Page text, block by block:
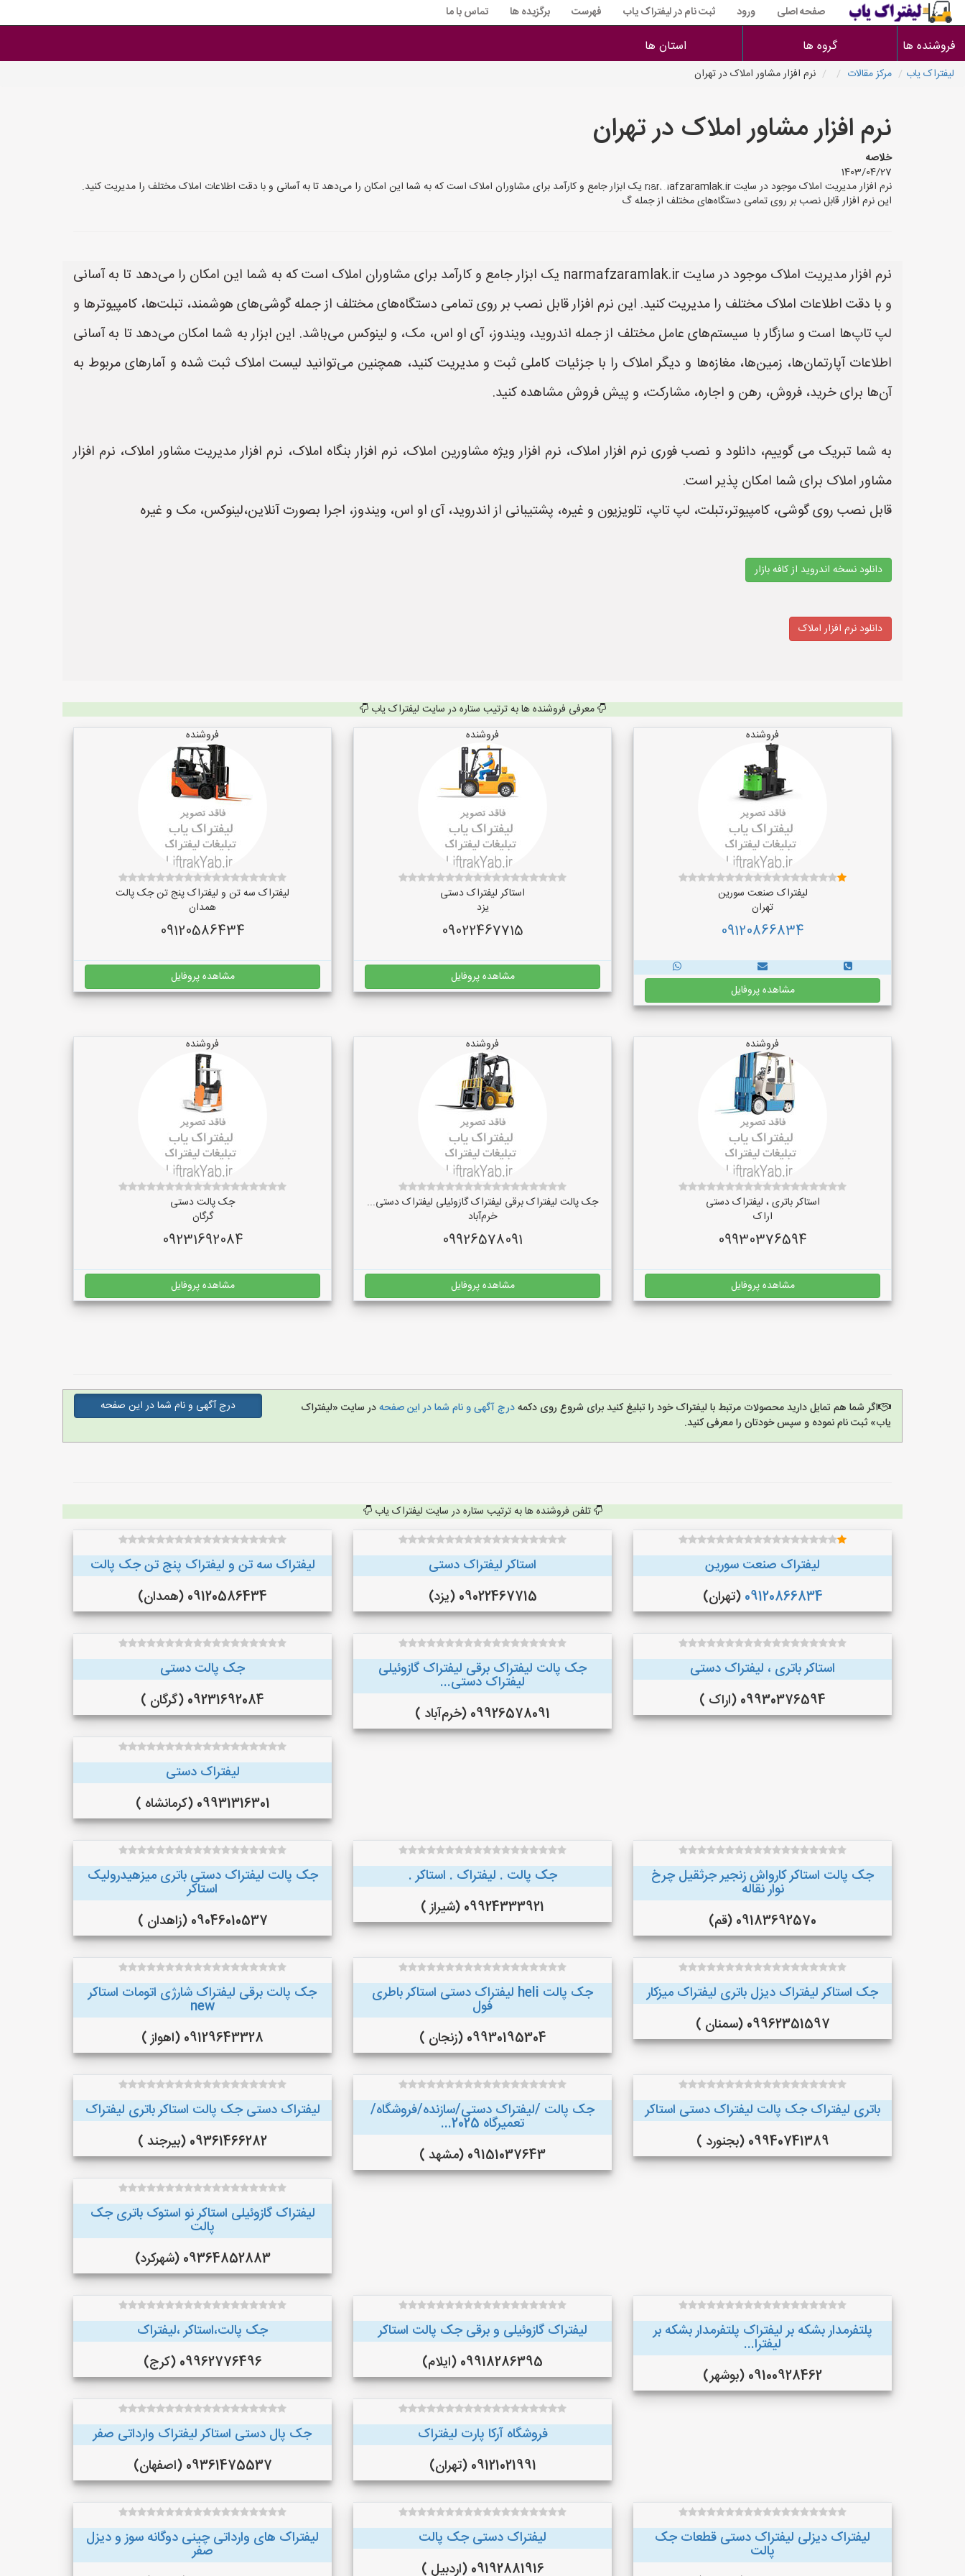
صفحه اصلی ورود ثبت نام در لیفتراک یاب فهرست برگزیده ها تماس با ما
فروشنده ها گروه ها استان ها
لیفتراک یاب مرکز مقالات نرم افزار مشاور املاک در تهران
نرم افزار مشاور املاک در تهران
خلاصه
1403/04/27
نرم افزار مدیریت املاک موجود در سایت narmafzaramlak.ir یک ابزار جامع و کارآمد برای مشاوران املاک است که به شما این امکان را می‌دهد تا به آسانی و با دقت اطلاعات املاک مختلف را مدیریت کنید.
این نرم افزار قابل نصب بر روی تمامی دستگاه‌های مختلف از جمله گ
نرم افزار مدیریت املاک موجود در سایت narmafzaramlak.ir یک ابزار جامع و کارآمد برای مشاوران املاک است که به شما این امکان را می‌دهد تا به آسانی
و با دقت اطلاعات املاک مختلف را مدیریت کنید. این نرم افزار قابل نصب بر روی تمامی دستگاه‌های مختلف از جمله گوشی‌های هوشمند، تبلت‌ها، کامپیوترها و
لپ تاپ‌ها است و سازگار با سیستم‌های عامل مختلف از جمله اندروید، ویندوز، آی او اس، مک، و لینوکس می‌باشد. این ابزار به شما امکان می‌دهد تا به آسانی
اطلاعات آپارتمان‌ها، زمین‌ها، مغازه‌ها و دیگر املاک را با جزئیات کاملی ثبت و مدیریت کنید، همچنین می‌توانید لیست املاک ثبت شده و آمارهای مربوط به
آن‌ها برای خرید، فروش، رهن و اجاره، مشارکت، و پیش فروش مشاهده کنید.
به شما تبریک می گوییم، دانلود و نصب فوری نرم افزار املاک، نرم افزار ویژه مشاورین املاک، نرم افزار بنگاه املاک، نرم افزار مدیریت مشاور املاک، نرم افزار
مشاور املاک برای شما امکان پذیر است.
قابل نصب روی گوشی، کامپیوتر،تبلت، لپ تاپ، تلویزیون و غیره، پشتیبانی از اندروید، آی او اس، ویندوز، اجرا بصورت آنلاین،لینوکس، مک و غیره
دانلود نسخه اندروید از کافه بازار
دانلود نرم افزار املاک
معرفی فروشنده ها به ترتیب ستاره در سایت لیفتراک یاب
فروشنده
لیفتراک صنعت سورین
تهران
09120866834
مشاهده پروفایل
فروشنده
استاکر لیفتراک دستی
یزد
09022467715
مشاهده پروفایل
فروشنده
لیفتراک سه تن و لیفتراک پنج تن جک پالت
همدان
09120586434
مشاهده پروفایل
فروشنده
استاکر باتری ، لیفتراک دستی
اراک
09930376594
مشاهده پروفایل
فروشنده
جک پالت لیفتراک برقی لیفتراک گازوئیلی لیفتراک دستی...
خرم‌آباد
09926578091
مشاهده پروفایل
فروشنده
جک پالت دستی
گرگان
09231692084
مشاهده پروفایل
اگر شما هم تمایل دارید محصولات مرتبط با لیفتراک خود را تبلیغ کنید برای شروع روی دکمهدرج آگهی و نام شما در این صفحهدر سایت «لیفتراک
یاب» ثبت نام نموده و سپس خودتان را معرفی کنید.
درج آگهی و نام شما در این صفحه
تلفن فروشنده ها به ترتیب ستاره در سایت لیفتراک یاب
لیفتراک صنعت سورین
09120866834 (تهران)
استاکر لیفتراک دستی
09022467715 (یزد)
لیفتراک سه تن و لیفتراک پنج تن جک پالت
09120586434 (همدان)
استاکر باتری ، لیفتراک دستی
09930376594 (اراک )
جک پالت لیفتراک برقی لیفتراک گازوئیلی
لیفتراک دستی...
09926578091 (خرم‌آباد )
جک پالت دستی
09231692084 (گرگان )
لیفتراک دستی
09931316301 (کرمانشاه )
جک پالت استاکر کارواش زنجیر جرثقیل چرخ
نوار نقاله
09183692570 (قم)
جک پالت . لیفتراک . استاکر .
09924333921 (شیراز )
جک پالت لیفتراک دستی باتری میزهیدرولیک
استاکر
09046010537 (زاهدان )
جک استاکر لیفتراک دیزل باتری لیفتراک میزکار
09962351597 (سمنان )
جک پالت heli لیفتراک دستی استاکر باطری
فول
09930195304 (زنجان )
جک پالت برقی لیفتراک شارژی اتومات استاکر
new
09129643328 (اهواز )
باتری لیفتراک جک پالت لیفتراک دستی استاکر
09940741389 (بجنورد )
جک پالت /لیفتراک دستی/سازنده/فروشگاه/
تعمیرگاه 2025...
09151037643 (مشهد )
لیفتراک دستی جک پالت استاکر باتری لیفتراک
09361466282 (بیرجند )
لیفتراک گازوئیلی استاکر نو استوک باتری جک
پالت
09364852883 (شهرکرد)
پلتفرمدار بشکه بر لیفتراک پلتفرمدار بشکه بر
لیفترا...
09100928462 (بوشهر)
لیفتراک گازوئیلی و برقی جک پالت استاکر
09918286395 (ایلام)
جک پالت،استاکر ،لیفتراک
09962776496 (کرج)
فروشگاه آرکا پارت لیفتراک
09121021991 (تهران)
جک پال دستی استاکر لیفتراک وارداتی صفر
09361475537 (اصفهان)
لیفتراک دیزلی لیفتراک دستی قطعات جک
پالت
لیفتراک دستی جک پالت
09192881916 (اردبیل )
لیفتراک های وارداتی چینی دوگانه سوز و دیزل
صفر